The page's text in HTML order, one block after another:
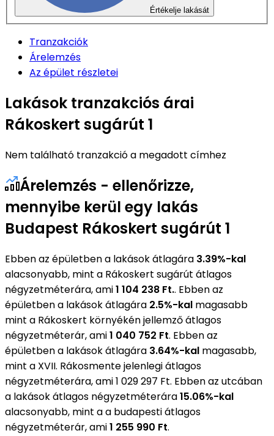
Értékelje lakását
Tranzakciók
Árelemzés
Az épület részletei
Lakások tranzakciós árai
Rákoskert sugárút 1
Nem található tranzakció a megadott címhez
Árelemzés - ellenőrizze,
mennyibe kerül egy lakás
Budapest Rákoskert sugárút 1
Ebben az épületben a lakások átlagára 3.39%-kal
alacsonyabb, mint a Rákoskert sugárút átlagos
négyzetméterára, ami1 104 238 Ft.. Ebben az
épületben a lakások átlagára 2.5%-kal magasabb
mint a Rákoskert környékén jellemző átlagos
négyzetméterár, ami1 040 752 Ft. Ebben az
épületben a lakások átlagára 3.64%-kal magasabb,
mint a XVII. Rákosmente jelenlegi átlagos
négyzetméterára, ami 1 029 297 Ft. Ebben az utcában
a lakások átlagos négyzetméterára15.06%-kal
alacsonyabb, mint a a budapesti átlagos
négyzetméterár, ami1 255 990 Ft.